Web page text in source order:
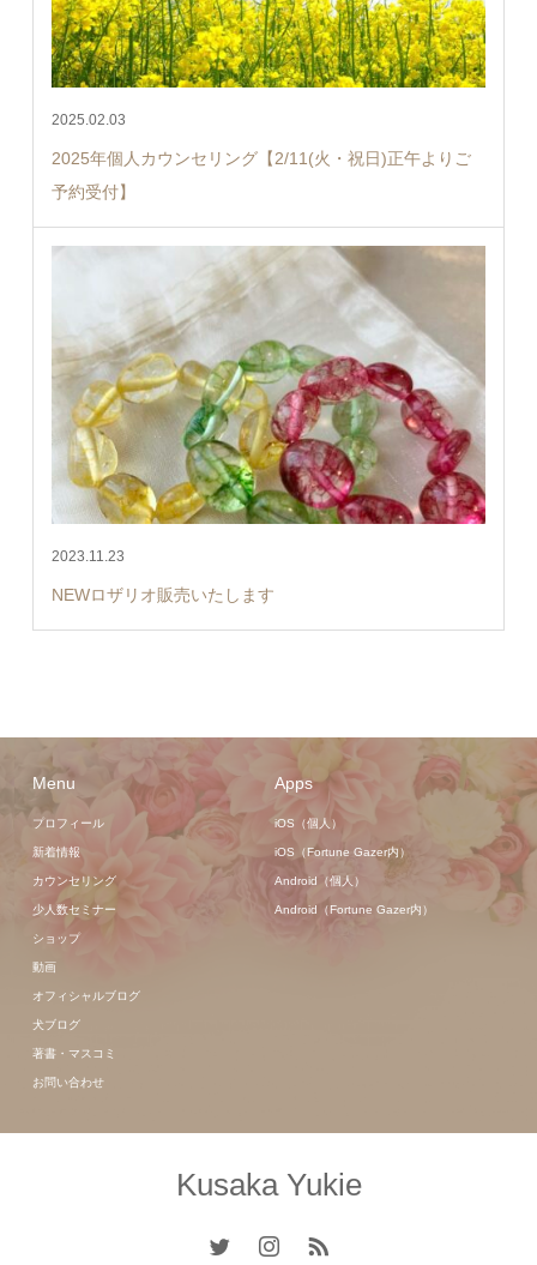
2025.02.03
2025年個人カウンセリング【2/11(火・祝日)正午よりご
予約受付】
2023.11.23
NEWロザリオ販売いたします
Menu
プロフィール
新着情報
カウンセリング
少人数セミナー
ショップ
動画
オフィシャルブログ
犬ブログ
著書・マスコミ
お問い合わせ
Apps
iOS（個人）
iOS（Fortune Gazer内）
Android（個人）
Android（Fortune Gazer内）
Kusaka Yukie